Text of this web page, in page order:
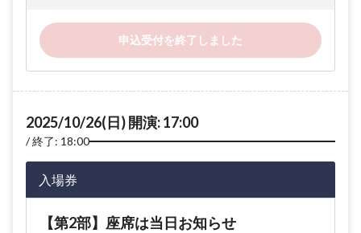
申込受付を終了しました
2025/10/26(日) 開演: 17:00
終了: 18:00
入場券
【第2部】座席は当日お知らせ